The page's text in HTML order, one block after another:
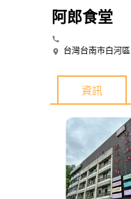
阿郎食堂
台灣台南市白河區
資訊